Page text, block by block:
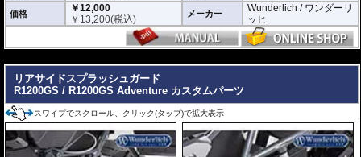
価格
￥12,000
￥ 13,200(税込) メーカー
Wunderlich / ワンダーリ
ッヒ
リアサイドスプラッシュガード
R1200GS / R1200GS Adventure カスタムパーツ
スワイプでスクロール、クリック(タップ)で拡大表示